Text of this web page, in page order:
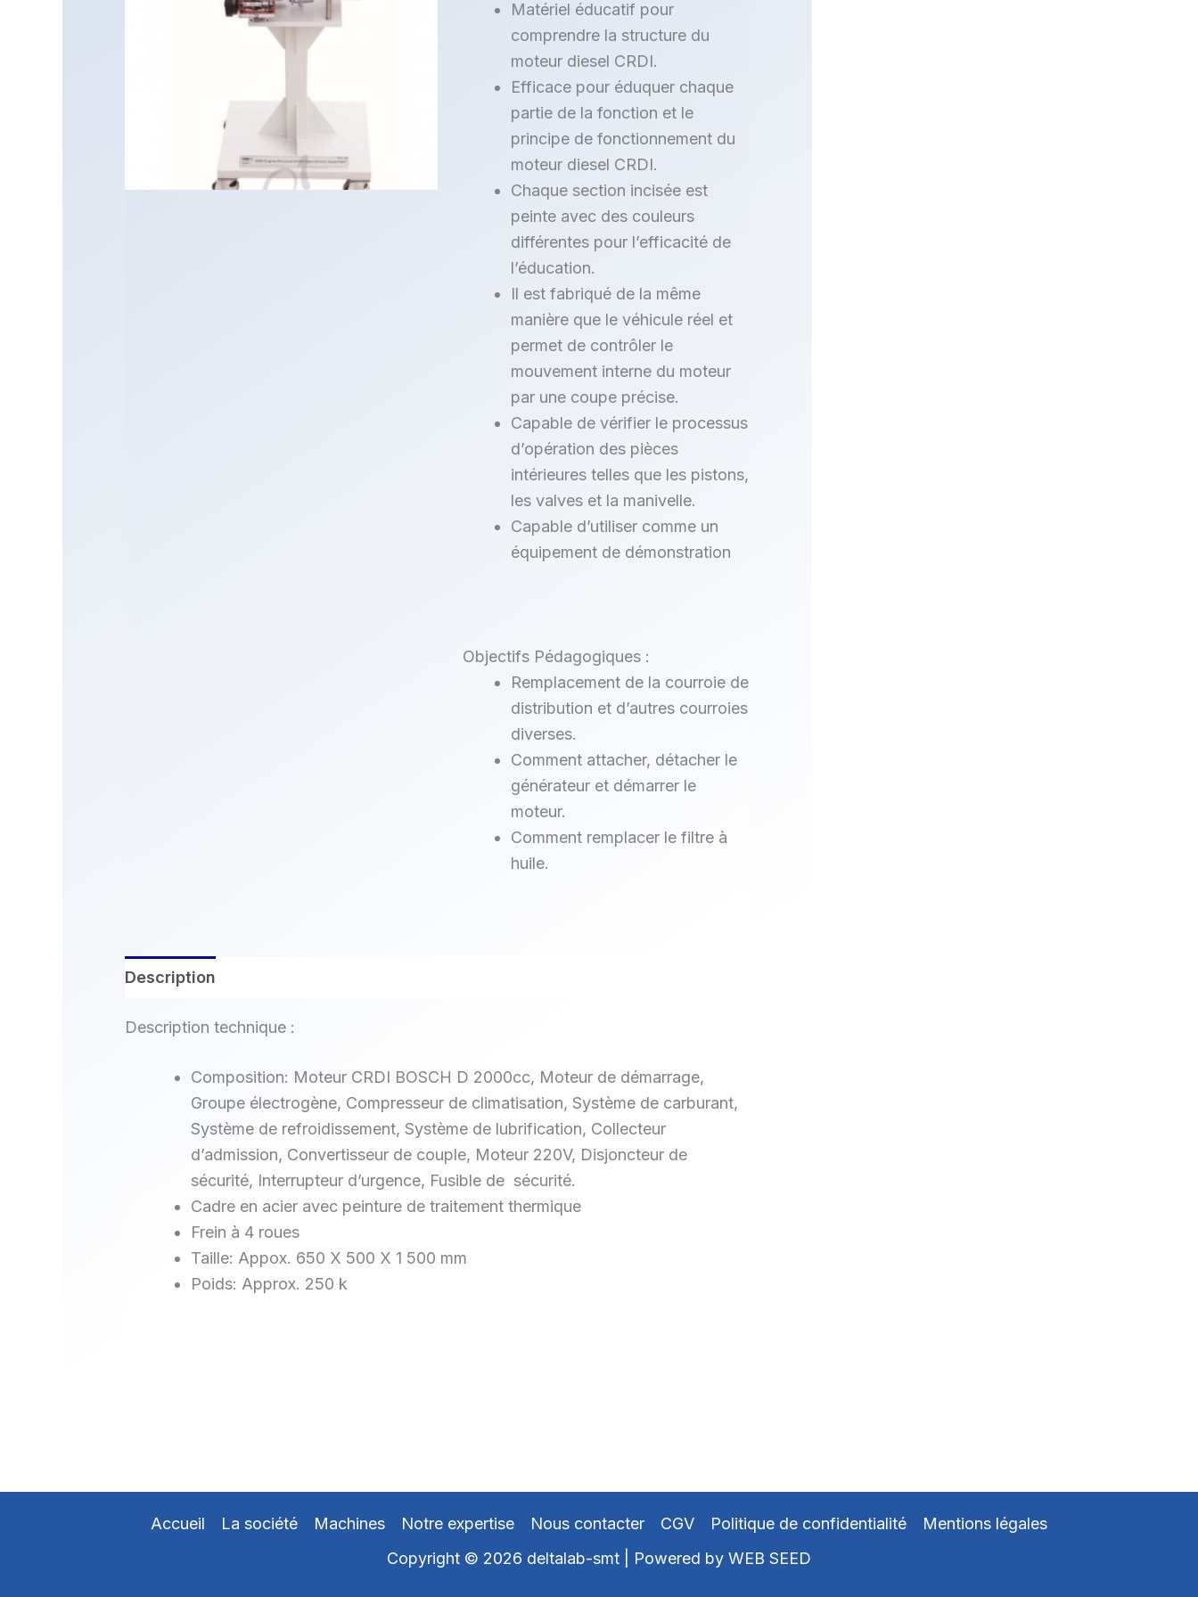
Matériel éducatif pour
comprendre la structure du
moteur diesel CRDI.
Efficace pour éduquer chaque
partie de la fonction et le
principe de fonctionnement du
moteur diesel CRDI.
Chaque section incisée est
peinte avec des couleurs
différentes pour l’efficacité de
l’éducation.
Il est fabriqué de la même
manière que le véhicule réel et
permet de contrôler le
mouvement interne du moteur
par une coupe précise.
Capable de vérifier le processus
d’opération des pièces
intérieures telles que les pistons,
les valves et la manivelle.
Capable d’utiliser comme un
équipement de démonstration
Objectifs Pédagogiques :
Remplacement de la courroie de
distribution et d’autres courroies
diverses.
Comment attacher, détacher le
générateur et démarrer le
moteur.
Comment remplacer le filtre à
huile.
Description
Description technique :
Composition: Moteur CRDI BOSCH D 2000cc, Moteur de démarrage,
Groupe électrogène, Compresseur de climatisation, Système de carburant,
Système de refroidissement, Système de lubrification, Collecteur
d’admission, Convertisseur de couple, Moteur 220V, Disjoncteur de
sécurité, Interrupteur d’urgence, Fusible de sécurité.
Cadre en acier avec peinture de traitement thermique
Frein à 4 roues
Taille: Appox. 650 X 500 X 1 500 mm
Poids: Approx. 250 k
Accueil La société Machines Notre expertise Nous contacter CGV Politique de confidentialité
Mentions légales
Copyright © 2026 deltalab-smt | Powered by WEB SEED